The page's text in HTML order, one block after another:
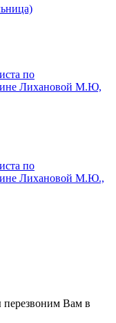
по
Лихановой М.Ю,
по
Лихановой М.Ю.,
перезвоним Вам в